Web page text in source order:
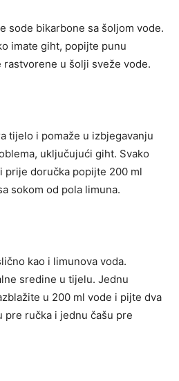
sode bikarbone sa šoljom vode.
imate giht, popijte punu
u šolji sveže vode.
tijelo i pomaže u izbjegavanju
uključujući giht. Svako
prije doručka popijte 200 ml
sokom od pola limuna.
kao i limunova voda.
sredine u tijelu. Jednu
u 200 ml vode i pijte dva
pre ručka i jednu čašu pre